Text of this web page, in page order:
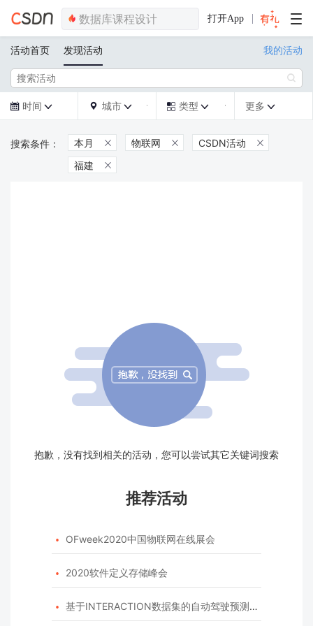
打开App
活动首页 发现活动 我的活动

 时间   城市   类型  更多 
本月  物联网  CSDN活动 
福建 
抱歉，没有找到相关的活动，您可以尝试其它关键词搜索
推荐活动
 OFweek2020中国物联网在线展会
 2020软件定义存储峰会
 基于INTERACTION数据集的自动驾驶预测模型挑战赛